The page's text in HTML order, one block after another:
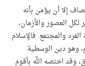
إلا أن يؤمن بأنه
لكل العصور والأزمان،
والمجتمع. فالإسلام
وهو دين الوسطية
وقد اختصه اللَّه بأقوم